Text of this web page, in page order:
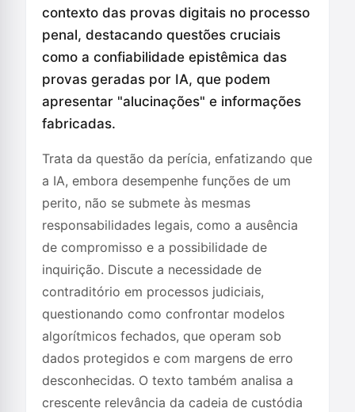
contexto das provas digitais no processo
penal, destacando questões cruciais
como a confiabilidade epistêmica das
provas geradas por IA, que podem
apresentar "alucinações" e informações
fabricadas.
Trata da questão da perícia, enfatizando que
a IA, embora desempenhe funções de um
perito, não se submete às mesmas
responsabilidades legais, como a ausência
de compromisso e a possibilidade de
inquirição. Discute a necessidade de
contraditório em processos judiciais,
questionando como confrontar modelos
algorítmicos fechados, que operam sob
dados protegidos e com margens de erro
desconhecidas. O texto também analisa a
crescente relevância da cadeia de custódia